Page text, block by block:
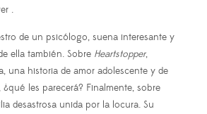
.
de un psicólogo, suena interesante y
ella también. Sobre Heartstopper,
una historia de amor adolescente y de
les parecerá? Finalmente, sobre
desastrosa unida por la locura. Su